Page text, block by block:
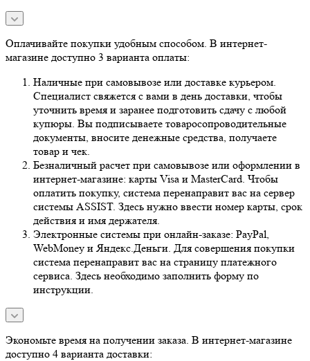
Оплачивайте покупки удобным способом. В интернет-
магазине доступно 3 варианта оплаты:
Наличные при самовывозе или доставке курьером.
Специалист свяжется с вами в день доставки, чтобы
уточнить время и заранее подготовить сдачу с любой
купюры. Вы подписываете товаросопроводительные
документы, вносите денежные средства, получаете
товар и чек.
Безналичный расчет при самовывозе или оформлении в
интернет-магазине: карты Visa и MasterCard. Чтобы
оплатить покупку, система перенаправит вас на сервер
системы ASSIST. Здесь нужно ввести номер карты, срок
действия и имя держателя.
Электронные системы при онлайн-заказе: PayPal,
WebMoney и Яндекс.Деньги. Для совершения покупки
система перенаправит вас на страницу платежного
сервиса. Здесь необходимо заполнить форму по
инструкции.
Экономьте время на получении заказа. В интернет-магазине
доступно 4 варианта доставки: